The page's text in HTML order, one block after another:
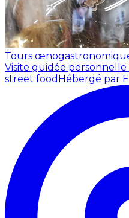
Tours
Visite guidée
street food Hébergé par